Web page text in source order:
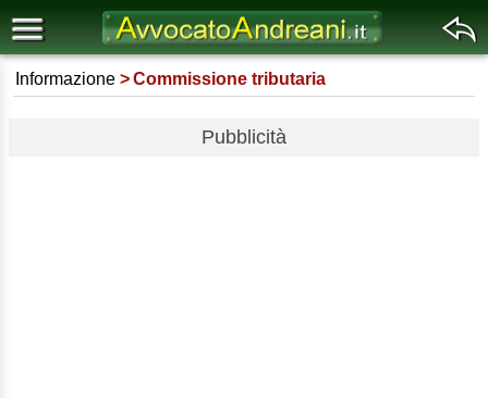
Informazione Commissione tributaria
Pubblicità